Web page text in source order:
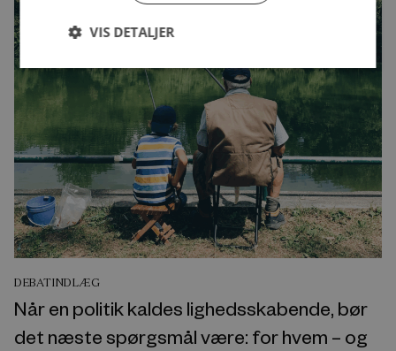
DEBATINDLÆG
Når en politik kaldes lighedsskabende, bør
det næste spørgsmål være: for hvem – og
VIS DETALJER